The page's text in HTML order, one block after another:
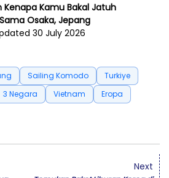
Kenapa Kamu Bakal Jatuh
Osaka, Jepang
30 July 2026
Sailing Komodo
Turkiye
3 Negara Vietnam
Eropa
Next